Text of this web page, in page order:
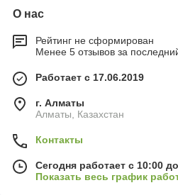
О нас
Рейтинг не сформирован
Менее 5 отзывов за
Работает с 17.06.2019
г. Алматы
Алматы, Казахстан
Контакты
Сегодня работает с 10:00
Показать весь график